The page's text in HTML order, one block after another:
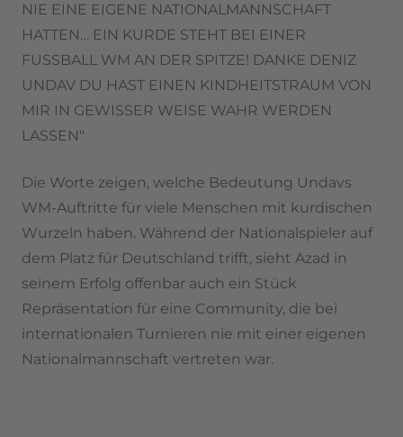
NIE EINE EIGENE NATIONALMANNSCHAFT
HATTEN… EIN KURDE STEHT BEI EINER
FUSSBALL WM AN DER SPITZE! DANKE DENIZ
UNDAV DU HAST EINEN KINDHEITSTRAUM VON
MIR IN GEWISSER WEISE WAHR WERDEN
LASSEN"
Die Worte zeigen, welche Bedeutung Undavs
WM-Auftritte für viele Menschen mit kurdischen
Wurzeln haben. Während der Nationalspieler auf
dem Platz für Deutschland trifft, sieht Azad in
seinem Erfolg offenbar auch ein Stück
Repräsentation für eine Community, die bei
internationalen Turnieren nie mit einer eigenen
Nationalmannschaft vertreten war.